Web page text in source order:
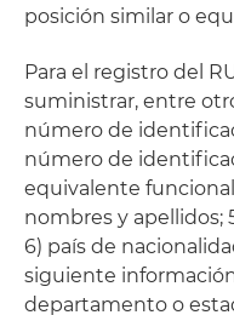
posición similar o
Para el registro del
suministrar, entre
número de
número de
equivalente
nombres y apellidos;
6) país de
siguiente
departamento o